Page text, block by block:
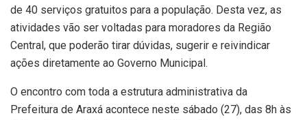
de 40 serviços gratuitos para a população. Desta vez, as
atividades vão ser voltadas para moradores da Região
Central, que poderão tirar dúvidas, sugerir e reivindicar
ações diretamente ao Governo Municipal.
O encontro com toda a estrutura administrativa da
Prefeitura de Araxá acontece neste sábado (27), das 8h às